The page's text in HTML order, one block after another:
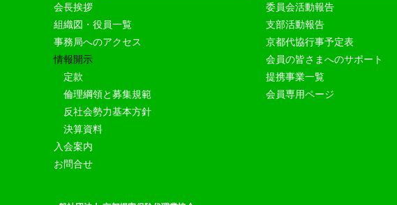
会長挨拶
組織図・役員一覧
事務局へのアクセス
情報開示
定款
倫理綱領と募集規範
反社会勢力基本方針
決算資料
入会案内
お問合せ
委員会活動報告
支部活動報告
京都代協行事予定表
会員の皆さまへのサポート
提携事業一覧
会員専用ページ